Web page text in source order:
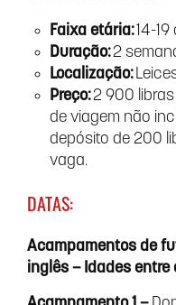
Faixa etária:14-
Duração:2
Localização:
Preço:2 900
de viagem não
depósito de 200
vaga.
DATAS:
Acampamentos de
inglês – Idades entre